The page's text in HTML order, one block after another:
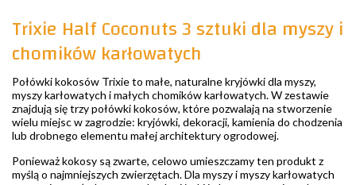
Trixie Half Coconuts 3 sztuki dla myszy i
chomików karłowatych
Połówki kokosów Trixie to małe, naturalne kryjówki dla myszy,
myszy karłowatych i małych chomików karłowatych. W zestawie
znajdują się trzy połówki kokosów, które pozwalają na stworzenie
wielu miejsc w zagrodzie: kryjówki, dekoracji, kamienia do chodzenia
lub drobnego elementu małej architektury ogrodowej.
Ponieważ kokosy są zwarte, celowo umieszczamy ten produkt z
myślą o najmniejszych zwierzętach. Dla myszy i myszy karłowatych